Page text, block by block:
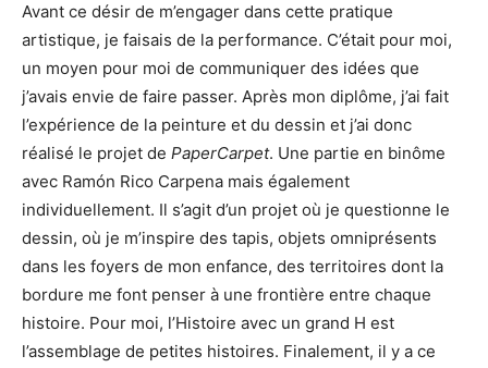
Avant ce désir de m’engager dans cette pratique
artistique, je faisais de la performance. C’était pour moi,
un moyen pour moi de communiquer des idées que
j’avais envie de faire passer. Après mon diplôme, j’ai fait
l’expérience de la peinture et du dessin et j’ai donc
réalisé le projet de PaperCarpet. Une partie en binôme
avec Ramón Rico Carpena mais également
individuellement. Il s’agit d’un projet où je questionne le
dessin, où je m’inspire des tapis, objets omniprésents
dans les foyers de mon enfance, des territoires dont la
bordure me font penser à une frontière entre chaque
histoire. Pour moi, l’Histoire avec un grand H est
l’assemblage de petites histoires. Finalement, il y a ce